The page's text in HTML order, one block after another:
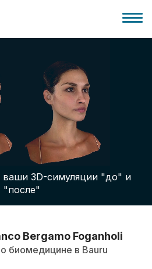
ваши 3D-симуляции "до" и
"после"
Bergamo Foganholi
биомедицине в Bauru